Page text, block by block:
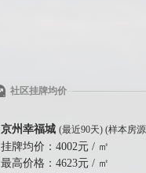
社区挂牌均价
京州幸福城 (最近90天) (样本房
挂牌均价： 4002元 / ㎡
最高价格： 4623元 / ㎡